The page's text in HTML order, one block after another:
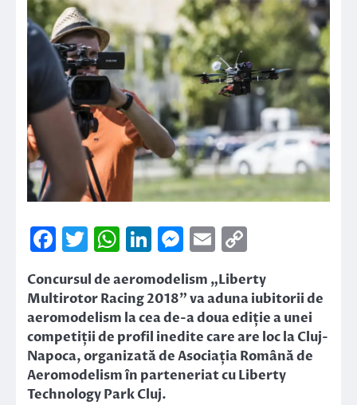
Facebook
Twitter
WhatsApp
LinkedIn
Messenger
Email
Concursul de aeromodelism „Liberty
Multirotor Racing 2018” va aduna iubitorii de
aeromodelism la cea de-a doua ediție a unei
competiții de profil inedite care are loc la Cluj-
Napoca, organizată de Asociația Română de
Aeromodelism în parteneriat cu Liberty
Technology Park Cluj.